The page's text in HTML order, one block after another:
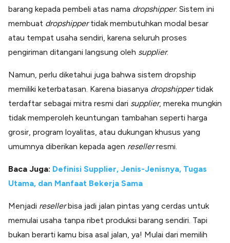
barang kepada pembeli atas nama dropshipper. Sistem ini
membuat dropshippertidak membutuhkan modal besar
atau tempat usaha sendiri, karena seluruh proses
pengiriman ditangani langsung oleh supplier.
Namun, perlu diketahui juga bahwa sistem dropship
memiliki keterbatasan. Karena biasanya dropshippertidak
terdaftar sebagai mitra resmi dari supplier, mereka mungkin
tidak memperoleh keuntungan tambahan seperti harga
grosir, program loyalitas, atau dukungan khusus yang
umumnya diberikan kepada agen resellerresmi.
Baca Juga: Definisi Supplier, Jenis-Jenisnya, Tugas
Utama, dan Manfaat Bekerja Sama
Menjadi resellerbisa jadi jalan pintas yang cerdas untuk
memulai usaha tanpa ribet produksi barang sendiri. Tapi
bukan berarti kamu bisa asal jalan, ya! Mulai dari memilih